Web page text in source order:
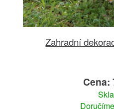
Zahradní
Cena: